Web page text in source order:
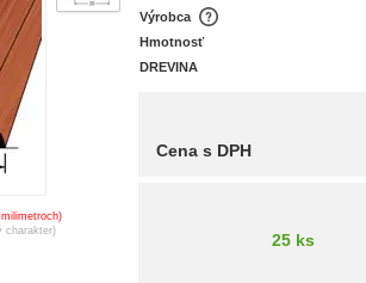
charakter)
Výrobca
Hmotnosť
DREVINA
Cena s DPH
25 ks